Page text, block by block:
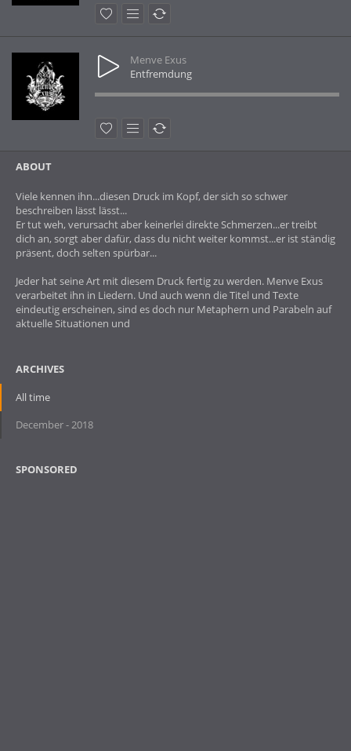
Menve Exus
Entfremdung
ABOUT
Viele kennen ihn...diesen Druck im Kopf, der sich so schwer
beschreiben lässt lässt...
Er tut weh, verursacht aber keinerlei direkte Schmerzen...er treibt
dich an, sorgt aber dafür, dass du nicht weiter kommst...er ist ständig
präsent, doch selten spürbar...
Jeder hat seine Art mit diesem Druck fertig zu werden. Menve Exus
verarbeitet ihn in Liedern. Und auch wenn die Titel und Texte
eindeutig erscheinen, sind es doch nur Metaphern und Parabeln auf
aktuelle Situationen und
ARCHIVES
All time
December - 2018
SPONSORED